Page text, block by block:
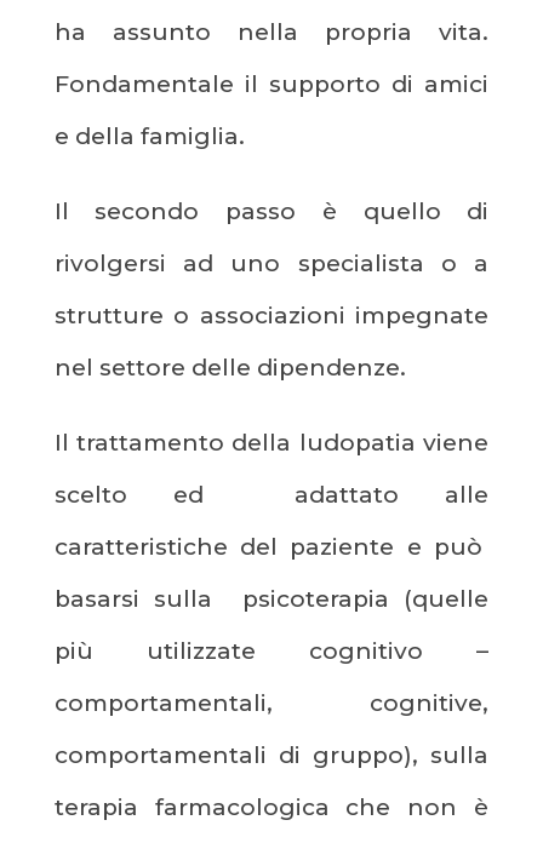
ha assunto nella propria vita.
Fondamentale il supporto di amici
e della famiglia.
Il secondo passo è quello di
rivolgersi ad uno specialista o a
strutture o associazioni impegnate
nel settore delle dipendenze.
Il trattamento della ludopatia viene
scelto ed adattato alle
caratteristiche del paziente e può
basarsi sulla psicoterapia (quelle
più utilizzate cognitivo –
comportamentali, cognitive,
comportamentali di gruppo), sulla
terapia farmacologica che non è